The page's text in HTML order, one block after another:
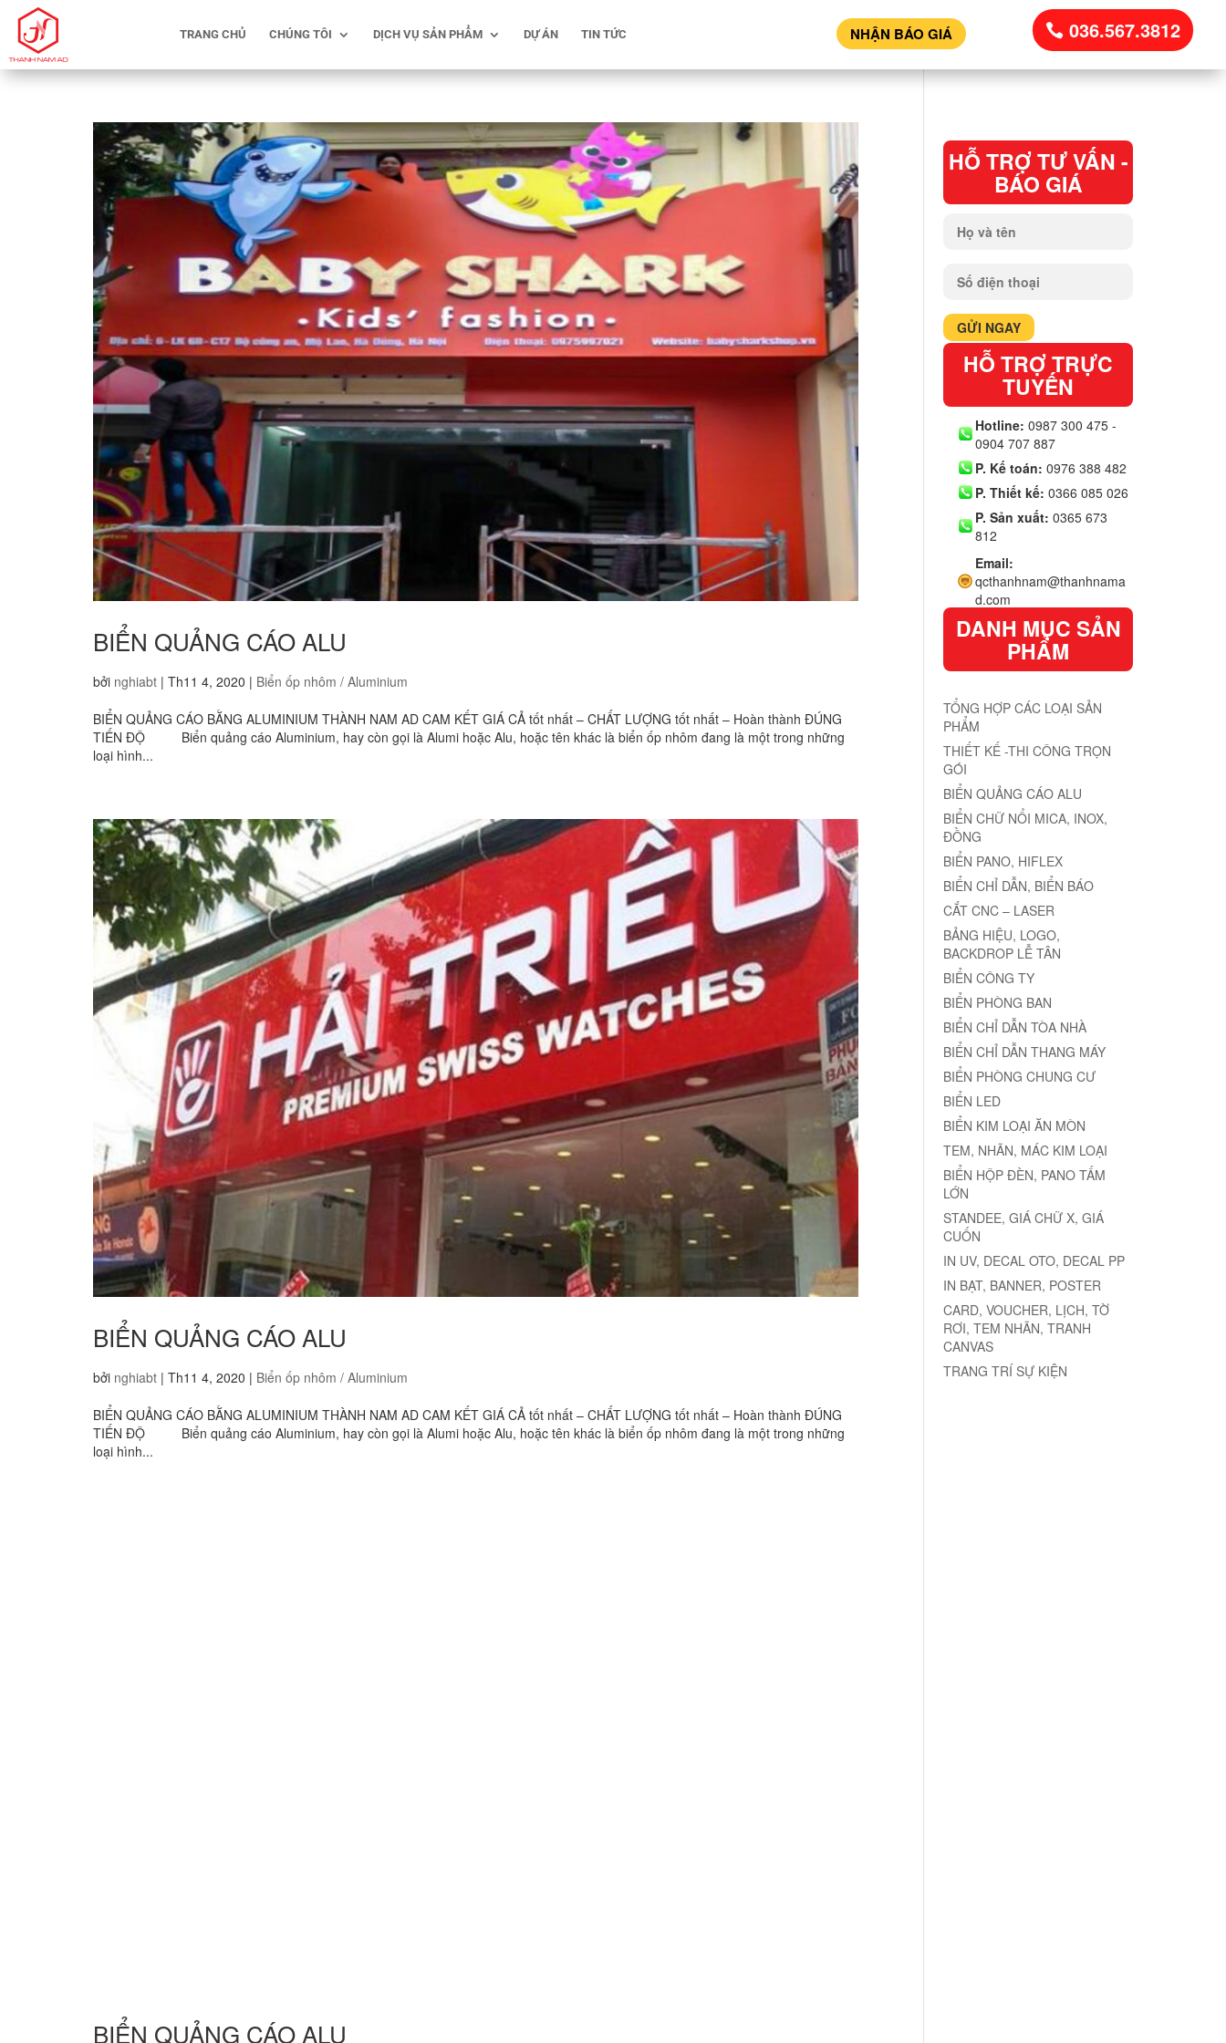
TRANG CHỦ CHÚNG TÔI DỊCH VỤ SẢN PHẨM DỰ ÁN TIN TỨC NHẬN BÁO GIÁ 036.567.3812
BIỂN QUẢNG CÁO ALU
bởi nghiabt | Th11 4, 2020 | Biển ốp nhôm / Aluminium
BIỂN QUẢNG CÁO BẰNG ALUMINIUM THÀNH NAM AD CAM KẾT GIÁ CẢ tốt nhất – CHẤT LƯỢNG tốt nhất – Hoàn thành ĐÚNG
TIẾN ĐỘ Biển quảng cáo Aluminium, hay còn gọi là Alumi hoặc Alu, hoặc tên khác là biển ốp nhôm đang là một trong những
loại hình...
BIỂN QUẢNG CÁO ALU
bởi nghiabt | Th11 4, 2020 | Biển ốp nhôm / Aluminium
BIỂN QUẢNG CÁO BẰNG ALUMINIUM THÀNH NAM AD CAM KẾT GIÁ CẢ tốt nhất – CHẤT LƯỢNG tốt nhất – Hoàn thành ĐÚNG
TIẾN ĐỘ Biển quảng cáo Aluminium, hay còn gọi là Alumi hoặc Alu, hoặc tên khác là biển ốp nhôm đang là một trong những
loại hình...
BIỂN QUẢNG CÁO ALU
HỖ TRỢ TƯ VẤN -
BÁO GIÁ
HỖ TRỢ TRỰC
TUYẾN
Hotline: 0987 300 475 -
0904 707 887
P. Kế toán: 0976 388 482
P. Thiết kế: 0366 085 026
P. Sản xuất: 0365 673
812
Email:
qcthanhnam@thanhnama
d.com
DANH MỤC SẢN
PHẨM
TỔNG HỢP CÁC LOẠI SẢN
PHẨM
THIẾT KẾ -THI CÔNG TRỌN
GÓI
BIỂN QUẢNG CÁO ALU
BIỂN CHỮ NỔI MICA, INOX,
ĐỒNG
BIỂN PANO, HIFLEX
BIỂN CHỈ DẪN, BIỂN BÁO
CẮT CNC – LASER
BẢNG HIỆU, LOGO,
BACKDROP LỄ TÂN
BIỂN CÔNG TY
BIỂN PHÒNG BAN
BIỂN CHỈ DẪN TÒA NHÀ
BIỂN CHỈ DẪN THANG MÁY
BIỂN PHÒNG CHUNG CƯ
BIỂN LED
BIỂN KIM LOẠI ĂN MÒN
TEM, NHÃN, MÁC KIM LOẠI
BIỂN HỘP ĐÈN, PANO TẤM
LỚN
STANDEE, GIÁ CHỮ X, GIÁ
CUỐN
IN UV, DECAL OTO, DECAL PP
IN BẠT, BANNER, POSTER
CARD, VOUCHER, LỊCH, TỜ
RƠI, TEM NHÃN, TRANH
CANVAS
TRANG TRÍ SỰ KIỆN